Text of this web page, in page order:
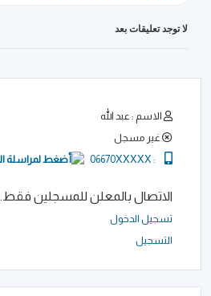
لا توجد تعليقات بعد
الاسم : عبد الله
غير مسجل
:
06670XXXXX
الاتصال بالمعلن للمسجلين فقط.
تسجيل الدخول
التسجيل